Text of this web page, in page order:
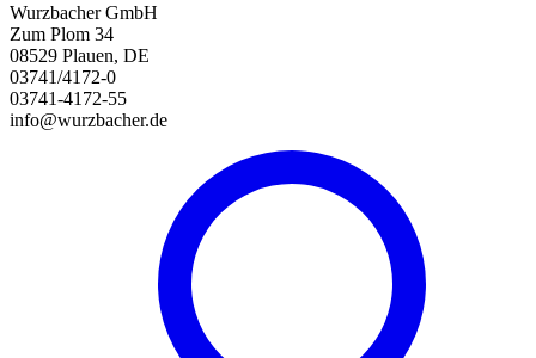
Wurzbacher GmbH
Zum Plom 34
08529 Plauen, DE
03741/4172-0
03741-4172-55
info@wurzbacher.de